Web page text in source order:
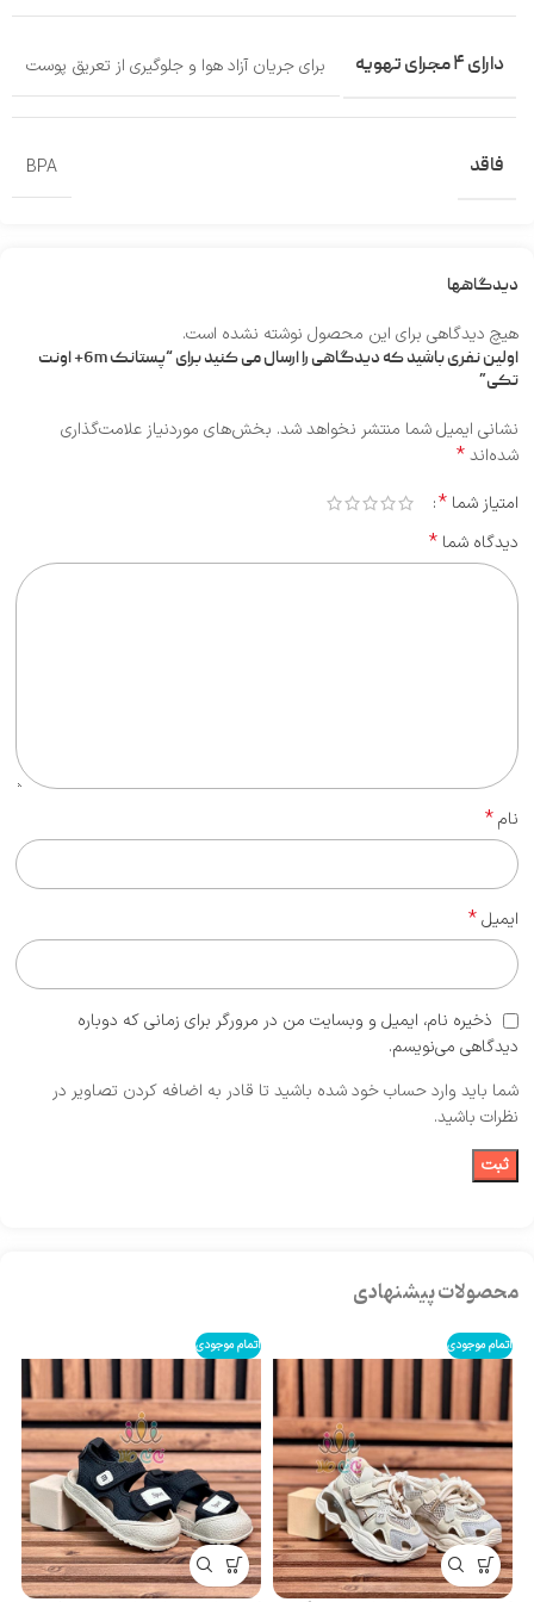
دارای ۴ مجرای تهویه برای جریان آزاد هوا و جلوگیری از تعریق پوست
فاقد BPA
دیدگاهها
هیچ دیدگاهی برای این محصول نوشته نشده است.
اولین نفری باشید که دیدگاهی را ارسال می کنید برای “پستانک 6m+ اونت
تکی”
نشانی ایمیل شما منتشر نخواهد شد. بخش‌های موردنیاز علامت‌گذاری
شده‌اند*
امتیاز شما *
دیدگاه شما *
نام*
ایمیل*
ذخیره نام، ایمیل و وبسایت من در مرورگر برای زمانی که دوباره
دیدگاهی می‌نویسم.
شما باید وارد حساب خود شده باشید تا قادر به اضافه کردن تصاویر در
نظرات باشید.
محصولات پیشنهادی
اتمام موجودی اتمام موجودی